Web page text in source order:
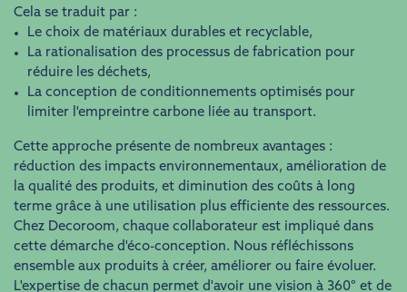
Cela se traduit par :
Le choix de matériaux durables et recyclable,
La rationalisation des processus de fabrication pour
réduire les déchets,
La conception de conditionnements optimisés pour
limiter l'empreintre carbone liée au transport.
Cette approche présente de nombreux avantages :
réduction des impacts environnementaux, amélioration de
la qualité des produits, et diminution des coûts à long
terme grâce à une utilisation plus efficiente des ressources.
Chez Decoroom, chaque collaborateur est impliqué dans
cette démarche d'éco-conception. Nous réfléchissons
ensemble aux produits à créer, améliorer ou faire évoluer.
L'expertise de chacun permet d'avoir une vision à 360° et de